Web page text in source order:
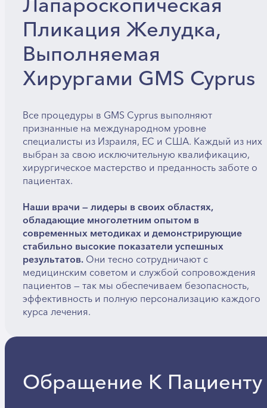
Пликация Желудка,
Выполняемая
Хирургами GMS Cyprus
Все процедуры в GMS Cyprus выполняют
признанные на международном уровне
специалисты из Израиля, ЕС и США. Каждый из них
выбран за свою исключительную квалификацию,
хирургическое мастерство и преданность заботе о
пациентах.
Наши врачи — лидеры в своих областях,
обладающие многолетним опытом в
современных методиках и демонстрирующие
стабильно высокие показатели успешных
результатов.Они тесно сотрудничают с
медицинским советом и службой сопровождения
пациентов — так мы обеспечиваем безопасность,
эффективность и полную персонализацию каждого
курса лечения.
Обращение К Пациенту